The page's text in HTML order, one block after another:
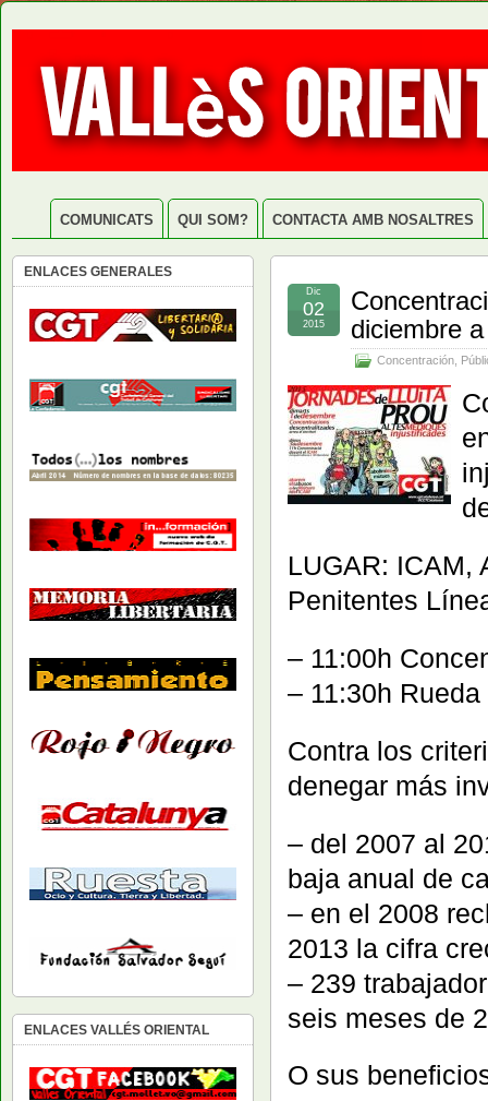
COMUNICATS QUI SOM? CONTACTA AMB NOSALTRES
diciembre
Concentración
Dic
02
2015
LUGAR: ICAM,
Penitentes
– 11:00h
– 11:30h
Contra los
denegar más
– del 2007 al
baja anual de
– en el 2008
2013 la cifra
– 239
seis meses de
O sus
ENLACES GENERALES
ENLACES VALLÉS ORIENTAL